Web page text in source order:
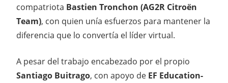
compatriota Bastien Tronchon (AG2R Citroën
Team), con quien unía esfuerzos para mantener la
diferencia que lo convertía el líder virtual.
A pesar del trabajo encabezado por el propio
Santiago Buitrago, con apoyo de EF Education-